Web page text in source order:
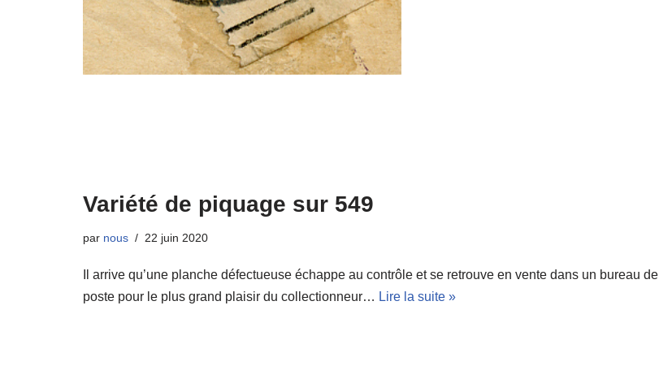
Variété de piquage sur 549
par nous 22 juin 2020
Il arrive qu’une planche défectueuse échappe au contrôle et se retrouve en vente dans un bureau de
poste pour le plus grand plaisir du collectionneur… Lire la suite »